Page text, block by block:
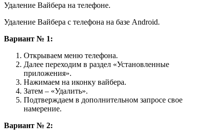
Удаление Вайбера на телефоне.
Удаление Вайбера с телефона на базе Android.
Вариант № 1:
Открываем меню телефона.
Далее переходим в раздел «Установленные
приложения».
Нажимаем на иконку вайбера.
Затем – «Удалить».
Подтверждаем в дополнительном запросе свое
намерение.
Вариант № 2: